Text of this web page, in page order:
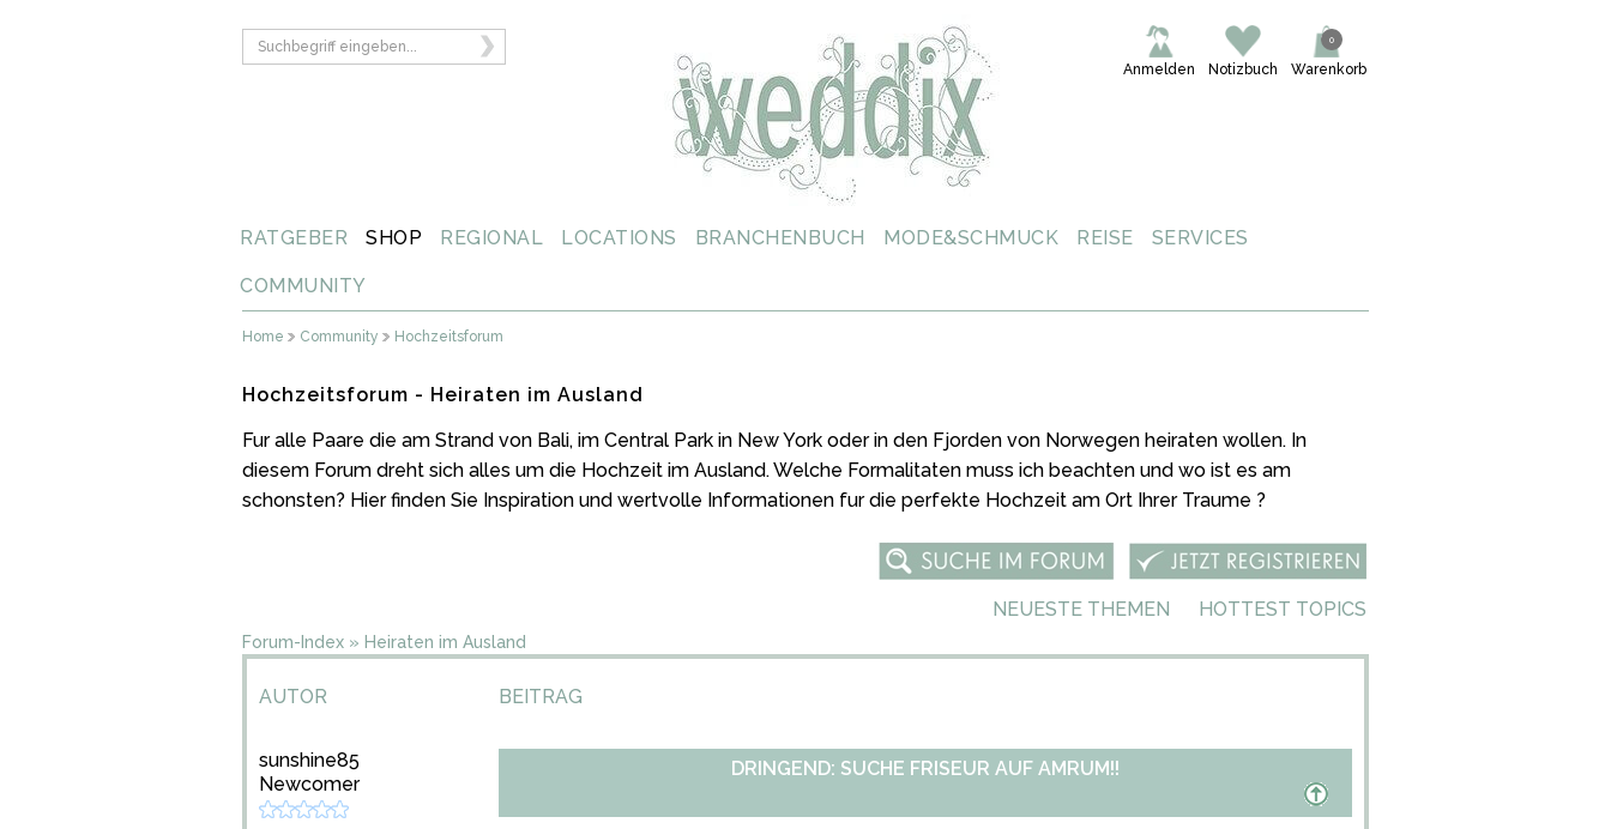
Warenkorb
0
Notizbuch
Anmelden
RATGEBER SHOP REGIONAL LOCATIONS BRANCHENBUCH MODE&SCHMUCK REISE SERVICES
COMMUNITY
Home Community Hochzeitsforum
Hochzeitsforum - Heiraten im Ausland
Fur alle Paare die am Strand von Bali, im Central Park in New York oder in den Fjorden von Norwegen heiraten wollen. In
diesem Forum dreht sich alles um die Hochzeit im Ausland. Welche Formalitaten muss ich beachten und wo ist es am
schonsten? Hier finden Sie Inspiration und wertvolle Informationen fur die perfekte Hochzeit am Ort Ihrer Traume ?
NEUESTE THEMEN HOTTEST TOPICS
Forum-Index » Heiraten im Ausland
AUTOR BEITRAG
sunshine85
Newcomer
DRINGEND: SUCHE FRISEUR AUF AMRUM!!